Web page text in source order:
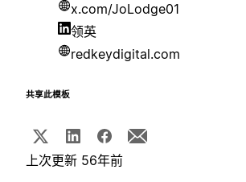
x.com/JoLodge01
领英
redkeydigital.com
共享此模板
上次更新 56年前